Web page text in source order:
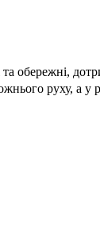
обережні,
руху, а у